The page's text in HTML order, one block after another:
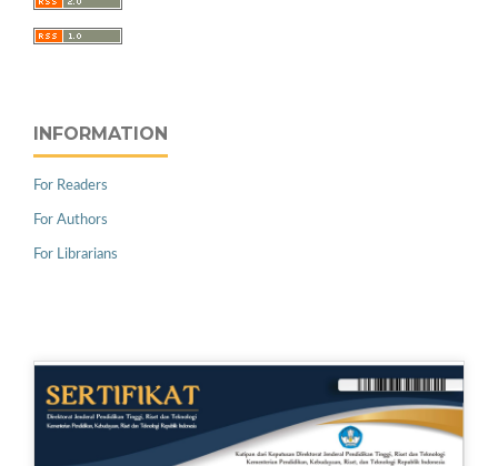
INFORMATION
For Readers
For Authors
For Librarians